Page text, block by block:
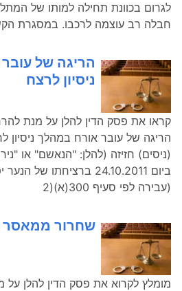
לגרום בכוונת תחילה למותו של
חבלה רב עוצמה לרכבו. במסגרת
הריגה של
ניסיון לרצח
קראו את פסק הדין להלן על מנת
(ניסים) חזיזה (להלן: "הנאשם" או
ביום 24.10.2011 ברציחתו
(עבירה לפי סעיף 300(א)(2
שחרור ממאסר
מומלץ לקרוא את פסק הדין להלן על